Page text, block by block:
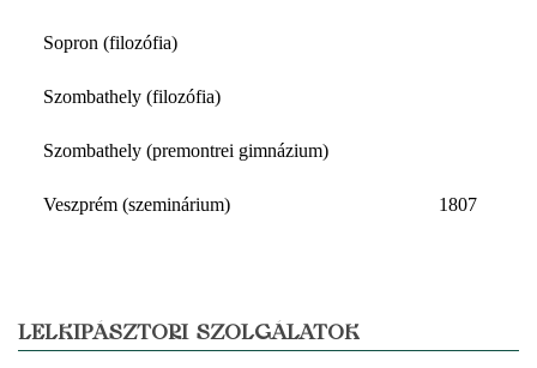
Sopron (filozófia)
Szombathely (filozófia)
Szombathely (premontrei gimnázium)
Veszprém (szeminárium) 1807
LELKIPÁSZTORI SZOLGÁLATOK